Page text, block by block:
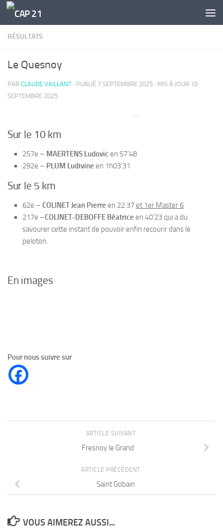
Skip to content
RÉSULTATS
Le Quesnoy
PAR CLAUDE VAILLANT · PUBLIÉ 7 SEPTEMBRE 2025 · MIS À JOUR 10
SEPTEMBRE 2025
…
Sur le 10 km
257e – MAERTENS Ludovic en 57’48
292e – PLUM Ludivine en 1h03’31
Sur le 5 km
62e – COLINET Jean Pierre en 22:37et 1er Master 6
217e –COLINET-DEBOFFE Béatrice en 40’23 qui a du
savourer cette instant de pouvoir enfin recourir dans le
peloton.
En images
Pour nous suivre sur
ARTICLE SUIVANT
Fresnoy le Grand
ARTICLE PRÉCÉDENT
Saint Gobain
VOUS AIMEREZ AUSSI...